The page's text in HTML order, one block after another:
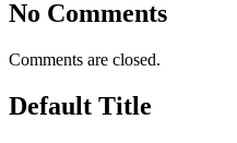
No Comments
Comments are closed.
Default Title